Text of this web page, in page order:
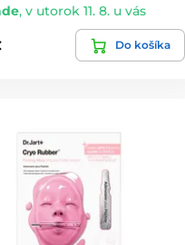
a zároveň
, v utorok 11. 8. u vás
Do košíka